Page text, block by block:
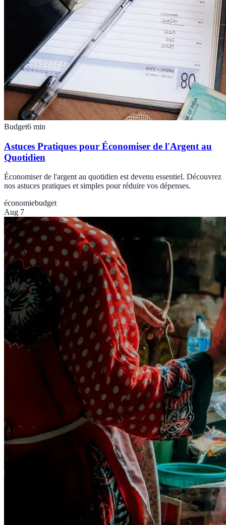
Budget6 min
Astuces Pratiques pour Économiser de l'Argent au
Quotidien
Économiser de l'argent au quotidien est devenu essentiel. Découvrez
nos astuces pratiques et simples pour réduire vos dépenses.
économiebudget
Aug 7